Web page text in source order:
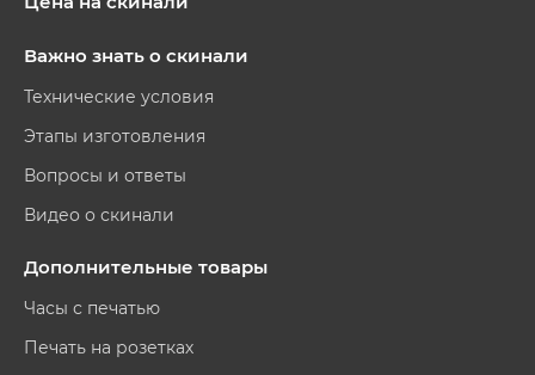
Важно знать о скинали
Технические условия
Этапы изготовления
Вопросы и ответы
Видео о скинали
Дополнительные товары
Часы с печатью
Печать на розетках